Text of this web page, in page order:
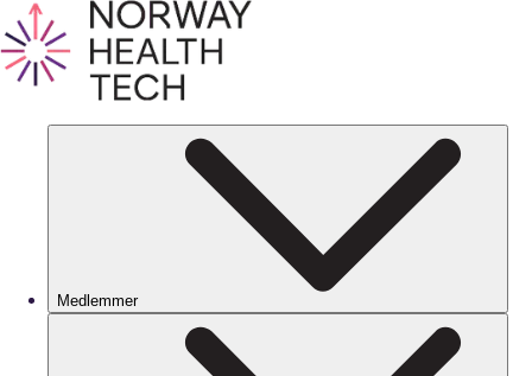
Medlemmer